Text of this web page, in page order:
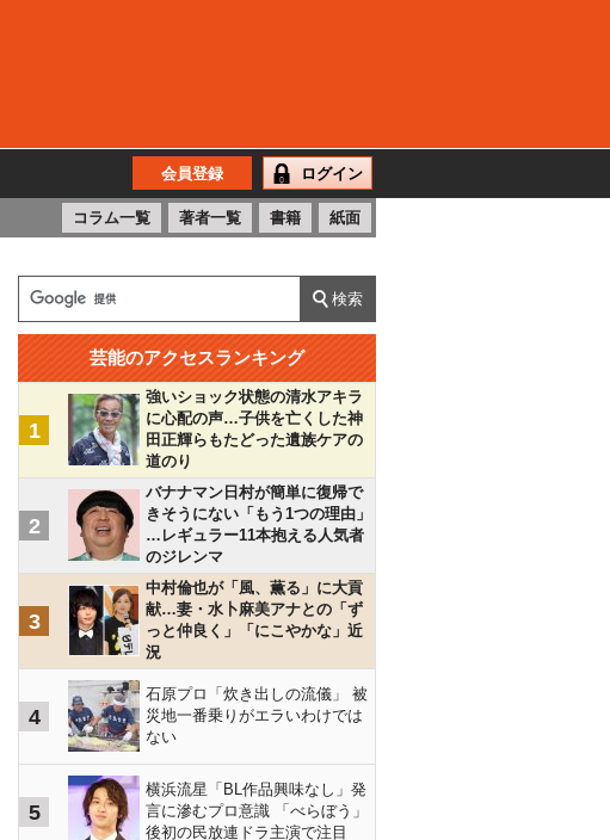
会員登録 ログイン
コラム一覧 著者一覧 書籍 紙面
芸能のアクセスランキング
1
強いショック状態の清水アキラ
に心配の声…子供を亡くした神
田正輝らもたどった遺族ケアの
道のり
2
バナナマン日村が簡単に復帰で
きそうにない「もう1つの理由」
…レギュラー11本抱える人気者
のジレンマ
3
中村倫也が「風、薫る」に大貢
献…妻・水卜麻美アナとの「ず
っと仲良く」「にこやかな」近
況
4
石原プロ「炊き出しの流儀」 被
災地一番乗りがエラいわけでは
ない
5
横浜流星「BL作品興味なし」発
言に滲むプロ意識 「べらぼう」
後初の民放連ドラ主演で注目